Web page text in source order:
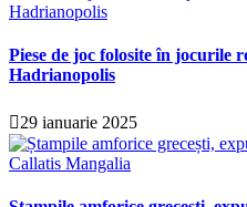
Piese de joc folosite în jocurile
Hadrianopolis
29 ianuarie 2025